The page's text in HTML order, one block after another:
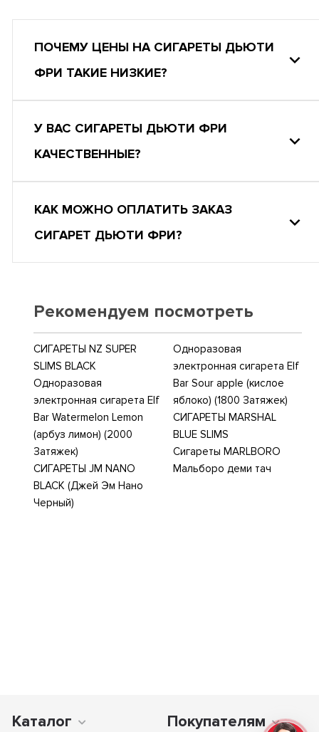
ПОЧЕМУ ЦЕНЫ НА СИГАРЕТЫ ДЬЮТИ
ФРИ ТАКИЕ НИЗКИЕ?
У ВАС СИГАРЕТЫ ДЬЮТИ ФРИ
КАЧЕСТВЕННЫЕ?
КАК МОЖНО ОПЛАТИТЬ ЗАКАЗ
СИГАРЕТ ДЬЮТИ ФРИ?
Рекомендуем посмотреть
СИГАРЕТЫ NZ SUPER
SLIMS BLACK
Одноразовая
электронная сигарета Elf
Bar Watermelon Lemon
(арбуз лимон) (2000
Затяжек)
СИГАРЕТЫ JM NANO
BLACK (Джей Эм Нано
Черный)
Одноразовая
электронная сигарета Elf
Bar Sour apple (кислое
яблоко) (1800 Затяжек)
СИГАРЕТЫ MARSHAL
BLUE SLIMS
Сигареты MARLBORO
Мальборо деми тач
Каталог Покупателям